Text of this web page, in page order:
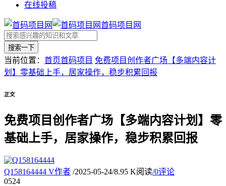
在线投稿
首码项目网
搜索一下
当前位置： 首页首码项目 免费项目创作者广场【多端内容计
划】零基础上手，居家操作，稳步积累回报
正文
免费项目创作者广场【多端内容计划】零
基础上手，居家操作，稳步积累回报
Q158164444 V作者 /2025-05-24/8.95 K阅读/0评论
0524